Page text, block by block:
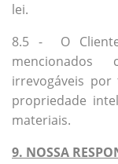
lei.
8.5 - O
mencionados
irrevogáveis
propriedade
materiais.
9. NOSSA